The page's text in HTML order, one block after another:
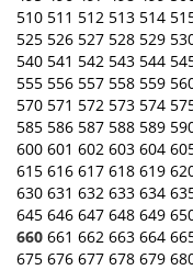
510 511 512 513 514
525 526 527 528 529
540 541 542 543 544
555 556 557 558 559
570 571 572 573 574
585 586 587 588 589
600 601 602 603 604
615 616 617 618 619
630 631 632 633 634
645 646 647 648 649
660 661 662 663 664
675 676 677 678 679